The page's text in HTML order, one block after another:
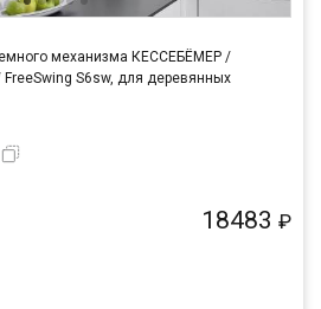
механизма КЕССЕБЁМЕР /
FreeSwing S6sw, для деревянных
18483 ₽